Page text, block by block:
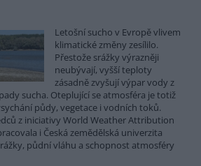
Letošní sucho v Evropě vlivem
klimatické změny zesílilo.
Přestože srážky výrazněji
neubývají, vyšší teploty
zásadně zvyšují výpar vody z
sucha. Oteplující se atmosféra je totiž
půdy, vegetace i vodních toků.
z iniciativy World Weather Attribution
i Česká zemědělská univerzita
půdní vláhu a schopnost atmosféry